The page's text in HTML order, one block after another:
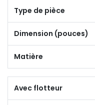
Type de pièce
Dimension (pouces)
Matière
Avec flotteur